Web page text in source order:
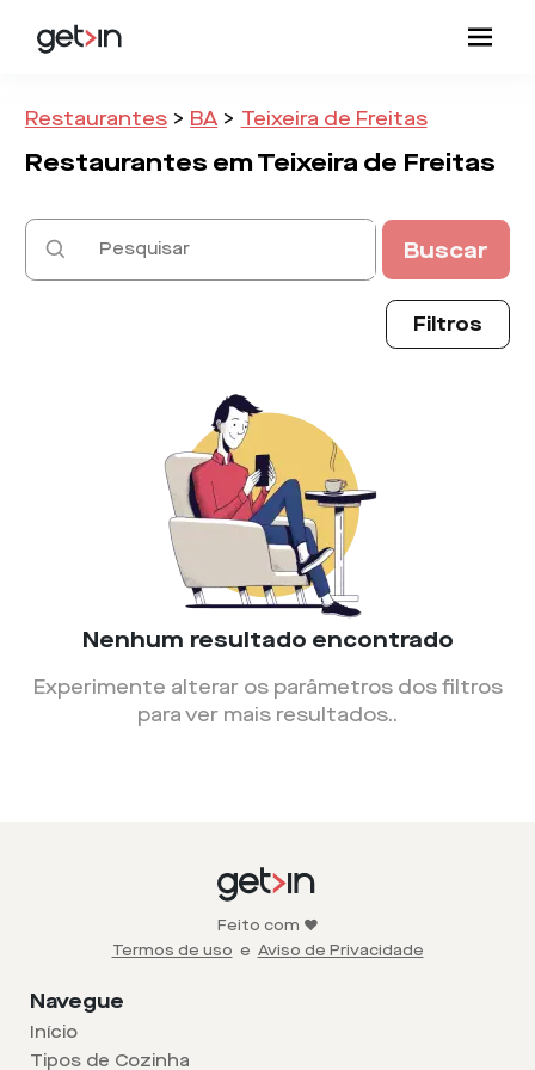
Restaurantes > BA > Teixeira de Freitas
Restaurantes emTeixeira de Freitas
Buscar
Filtros
Nenhum resultado encontrado
Experimente alterar os parâmetros dos filtros
para ver mais resultados..
Feito com ❤️
Termos de uso e Aviso de Privacidade
Navegue
Início
Tipos de Cozinha